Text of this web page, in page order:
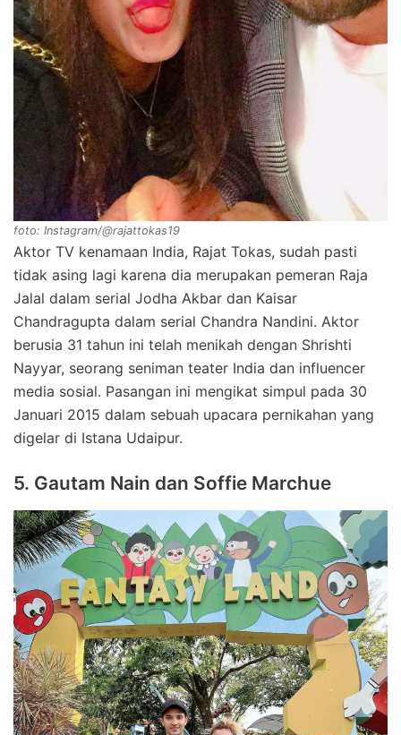
foto: Instagram/@rajattokas19
Aktor TV kenamaan India, Rajat Tokas, sudah pasti
tidak asing lagi karena dia merupakan pemeran Raja
Jalal dalam serial Jodha Akbar dan Kaisar
Chandragupta dalam serial Chandra Nandini. Aktor
berusia 31 tahun ini telah menikah dengan Shrishti
Nayyar, seorang seniman teater India dan influencer
media sosial. Pasangan ini mengikat simpul pada 30
Januari 2015 dalam sebuah upacara pernikahan yang
digelar di Istana Udaipur.
5. Gautam Nain dan Soffie Marchue